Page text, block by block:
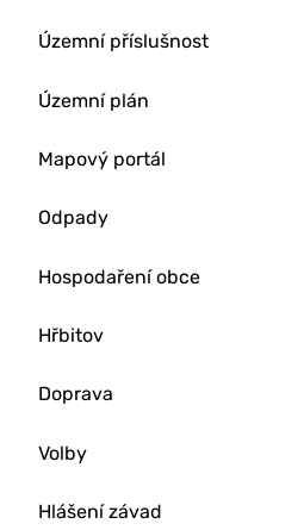
Územní příslušnost
Územní plán
Mapový portál
Odpady
Hospodaření obce
Hřbitov
Doprava
Volby
Hlášení závad